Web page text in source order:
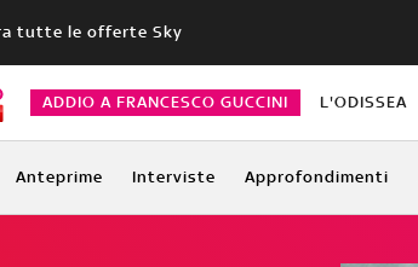
tutte le offerte Sky
ADDIO A FRANCESCO GUCCINI L'ODISSEA
Anteprime Interviste Approfondimenti